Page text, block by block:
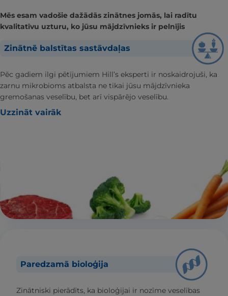
Mēs esam vadošie dažādās zinātnes jomās, lai radītu
kvalitatīvu uzturu, ko jūsu mājdzīvnieks ir pelnījis
Zinātnē balstītas sastāvdaļas
Pēc gadiem ilgi pētījumiem Hill’s eksperti ir noskaidrojuši, ka
zarnu mikrobioms atbalsta ne tikai jūsu mājdzīvnieka
gremošanas veselību, bet arī vispārējo veselību.
Uzzināt vairāk
Paredzamā bioloģija
Zinātniski pierādīts, ka bioloģijai ir nozīme veselības